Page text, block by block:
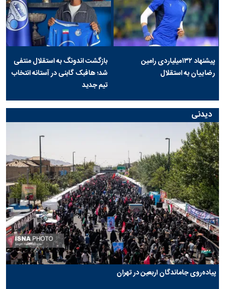
پیشنهاد ۱۳۲میلیاردی رامین
رضاییان به استقلال
بازگشت اندونگ به استقلال منتفی
شد؛ هافبک گابنی در آستانه انتخاب
تیم جدید
دیدنی
پیاده‌روی جاماندگان اربعین در تهران